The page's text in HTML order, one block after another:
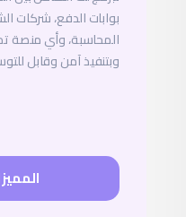
بوابات الدفع، شركات
وبتنفيذ آمن وقابل